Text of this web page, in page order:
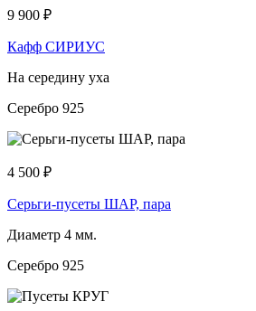
9 900 ₽
Кафф СИРИУС
На середину уха
Серебро 925
4 500 ₽
Серьги-пусеты ШАР, пара
Диаметр 4 мм.
Серебро 925